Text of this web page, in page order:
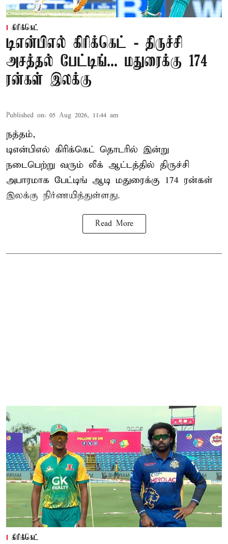
கிரிக்கெட்
டிஎன்பிஎல் கிரிக்கெட் - திருச்சி
அசத்தல் பேட்டிங்... மதுரைக்கு 174
ரன்கள் இலக்கு
Published on: 05 Aug 2026, 11:44 am
நத்தம்,
டிஎன்பிஎல் கிரிக்கெட் தொடரில் இன்று
நடைபெற்று வரும் லீக் ஆட்டத்தில் திருச்சி
அபாரமாக பேட்டிங் ஆடி மதுரைக்கு 174 ரன்கள்
இலக்கு நிர்ணயித்துள்ளது.
Read More
கிரிக்கெட்